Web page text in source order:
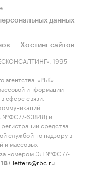
данных
Хостинг сайтов
1995-
«РБК»
информации
сфере связи,
№ФС77-63848) и
средства
службой по надзору в
и массовых
за номером ЭЛ №ФС77-
18+ letters@rbc.ru